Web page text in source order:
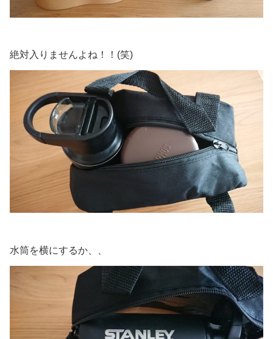
絶対入りませんよね！！(笑)
水筒を横にするか、、